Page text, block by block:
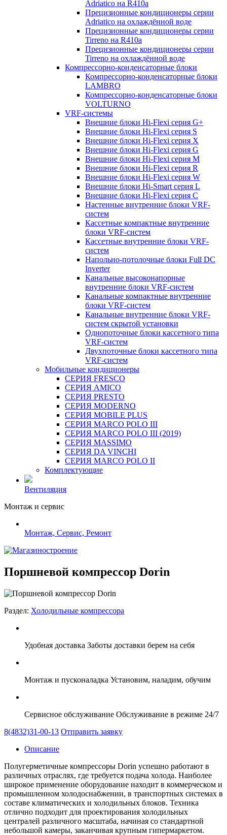
Adriatico на R410a
Прецизионные кондиционеры серии
Adriatico на охлаждённой воде
Прецизионные кондиционеры серии
Tirreno на R410a
Прецизионные кондиционеры серии
Tirreno на охлаждённой воде
Компрессорно-конденсаторные блоки
Компрессорно-конденсаторные блоки
LAMBRO
Компрессорно-конденсаторные блоки
VOLTURNO
VRF-системы
Внешние блоки Hi-Flexi серия G+
Внешние блоки Hi-Flexi серия S
Внешние блоки Hi-Flexi серия X
Внешние блоки Hi-Flexi серия G
Внешние блоки Hi-Flexi серия M
Внешние блоки Hi-Flexi серия R
Внешние блоки Hi-Flexi серия W
Внешние блоки Hi-Smart серия L
Внешние блоки Hi-Flexi серия C
Настенные внутренние блоки VRF-
систем
Кассетные компактные внутренние
блоки VRF-систем
Кассетные внутренние блоки VRF-
систем
Напольно-потолочные блоки Full DC
Inverter
Канальные высоконапорные
внутренние блоки VRF-систем
Канальные компактные внутренние
блоки VRF-систем
Канальные внутренние блоки VRF-
систем скрытой установки
Однопоточные блоки кассетного типа
VRF-систем
Двухпоточные блоки кассетного типа
VRF-систем
Мобильные кондиционеры
СЕРИЯ FRESCO
СЕРИЯ AMICO
СЕРИЯ PRESTO
СЕРИЯ MODERNO
СЕРИЯ MOBILE PLUS
СЕРИЯ MARCO POLO III
СЕРИЯ MARCO POLO III (2019)
СЕРИЯ MASSIMO
СЕРИЯ DA VINCHI
СЕРИЯ MARCO POLO II
Комплектующие
Вентиляция
Монтаж и сервис
Монтаж, Сервис, Ремонт
Поршневой компрессор Dorin
Раздел: Холодильные компрессора
Удобная доставка Заботы доставки берем на себя
Монтаж и пусконаладка Установим, наладим, обучим
Сервисное обслуживание Обслуживание в режиме 24/7
8(4832)31-00-13 Отправить заявку
Описание
Полугерметичные компрессоры Dorin успешно работают в
различных отраслях, где требуется подача холода. Наиболее
широкое применение оборудование находит в коммерческом и
промышленном холодоснабжении, в транспортных системах в
составе климатических и холодильных блоков. Техника
отлично подходит для проектирования холодильных
централей различного масштаба, начиная со стандартной
небольшой камеры, заканчивая крупным гипермаркетом.